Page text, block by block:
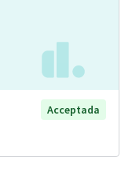
Acceptada